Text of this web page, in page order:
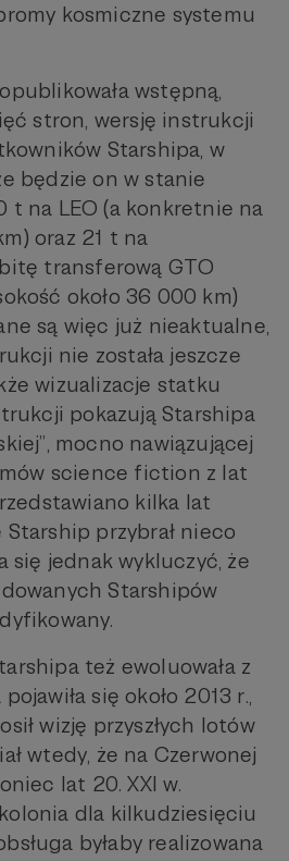
kosmiczne systemu
wstępną,
stron, wersję instrukcji
Starshipa, w
będzie on w stanie
t na LEO (a konkretnie na
oraz 21 t na
transferową GTO
około 36 000 km)
są więc już nieaktualne,
nie została jeszcze
wizualizacje statku
pokazują Starshipa
mocno nawiązującej
science fiction z lat
kilka lat
przybrał nieco
się jednak wykluczyć, że
Starshipów
też ewoluowała z
się około 2013 r.,
wizję przyszłych lotów
wtedy, że na Czerwonej
lat 20. XXI w.
dla kilkudziesięciu
byłaby realizowana